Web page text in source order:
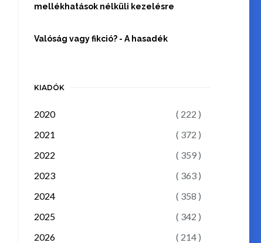
mellékhatások nélküli kezelésre
Valóság vagy fikció? - A hasadék
KIADÓK
2020
( 222 )
2021
( 372 )
2022
( 359 )
2023
( 363 )
2024
( 358 )
2025
( 342 )
2026
( 214 )